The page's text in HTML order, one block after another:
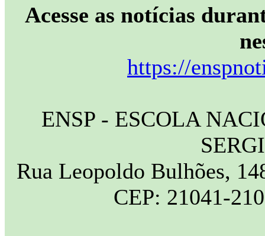
Acesse as notícias
https://
ENSP - ESCOLA
Rua Leopoldo Bulhões,
CEP: 21041-